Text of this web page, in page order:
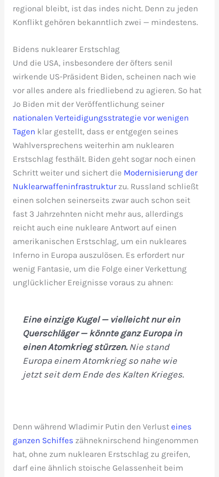
regional bleibt, ist das indes nicht. Denn zu jeden
Konflikt gehören bekanntlich zwei — mindestens.
Bidens nuklearer Erstschlag
Und die USA, insbesondere der öfters senil
wirkende US-Präsident Biden, scheinen nach wie
vor alles andere als friedliebend zu agieren. So hat
Jo Biden mit der Veröffentlichung seiner
nationalen Verteidigungsstrategie vor wenigen
Tagen klar gestellt, dass er entgegen seines
Wahlversprechens weiterhin am nuklearen
Erstschlag festhält. Biden geht sogar noch einen
Schritt weiter und sichert die Modernisierung der
Nuklearwaffeninfrastruktur zu. Russland schließt
einen solchen seinerseits zwar auch schon seit
fast 3 Jahrzehnten nicht mehr aus, allerdings
reicht auch eine nukleare Antwort auf einen
amerikanischen Erstschlag, um ein nukleares
Inferno in Europa auszulösen. Es erfordert nur
wenig Fantasie, um die Folge einer Verkettung
unglücklicher Ereignisse voraus zu ahnen:
Eine einzige Kugel — vielleicht nur ein
Querschläger — könnte ganz Europa in
einen Atomkrieg stürzen.Nie stand
Europa einem Atomkrieg so nahe wie
jetzt seit dem Ende des Kalten Krieges.
Denn während Wladimir Putin den Verlust eines
ganzen Schiffes zähneknirschend hingenommen
hat, ohne zum nuklearen Erstschlag zu greifen,
darf eine ähnlich stoische Gelassenheit beim